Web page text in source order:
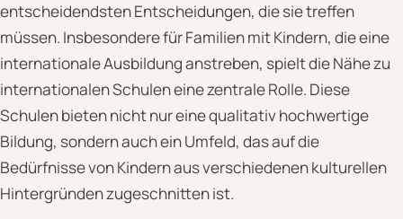
entscheidendsten Entscheidungen, die sie treffen
müssen. Insbesondere für Familien mit Kindern, die eine
internationale Ausbildung anstreben, spielt die Nähe zu
internationalen Schulen eine zentrale Rolle. Diese
Schulen bieten nicht nur eine qualitativ hochwertige
Bildung, sondern auch ein Umfeld, das auf die
Bedürfnisse von Kindern aus verschiedenen kulturellen
Hintergründen zugeschnitten ist.